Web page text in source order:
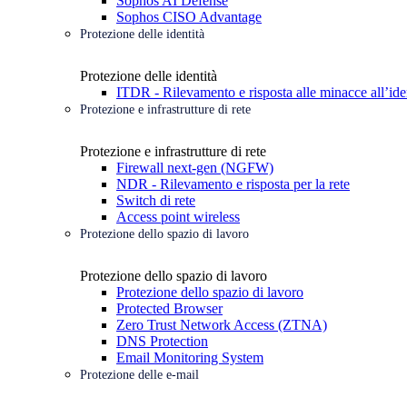
Sophos CISO Advantage
Protezione delle identità
Protezione delle identità
ITDR - Rilevamento e risposta alle minacce
Protezione e infrastrutture di rete
Protezione e infrastrutture di rete
Firewall next-gen (NGFW)
NDR - Rilevamento e risposta per la rete
Switch di rete
Access point wireless
Protezione dello spazio di lavoro
Protezione dello spazio di lavoro
Protezione dello spazio di lavoro
Protected Browser
Zero Trust Network Access (ZTNA)
DNS Protection
Email Monitoring System
Protezione delle e-mail